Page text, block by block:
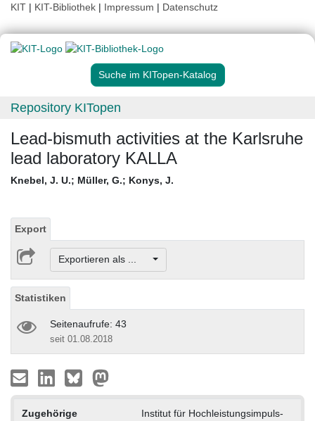
KIT | KIT-Bibliothek | Impressum | Datenschutz
Suche im KITopen-Katalog
Repository KITopen
Lead-bismuth activities at the Karlsruhe
lead laboratory KALLA
Knebel, J. U.; Müller, G.; Konys, J.
Export
Exportieren als ...
Statistiken
Seitenaufrufe: 43
seit 01.08.2018
Zugehörige
Institut für Hochleistungsimpuls-